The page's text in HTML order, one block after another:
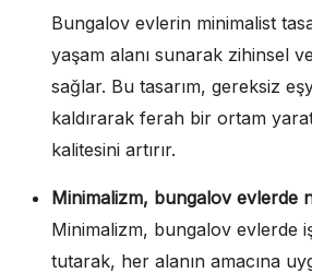
Bungalov evlerin minimalist
yaşam alanı sunarak zihinsel
sağlar. Bu tasarım, gereksiz
kaldırarak ferah bir ortam
kalitesini artırır.
Minimalizm, bungalov evlerde
Minimalizm, bungalov evlerde
tutarak, her alanın amacına